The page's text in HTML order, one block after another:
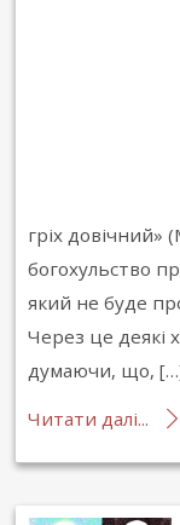
гріх довічний»
богохульство
який не буде
Через це деякі
думаючи, що,
Читати далі...